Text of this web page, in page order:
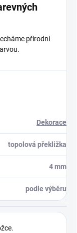
přírodní
Dekorace
topolová překližka
4 mm
podle výběru